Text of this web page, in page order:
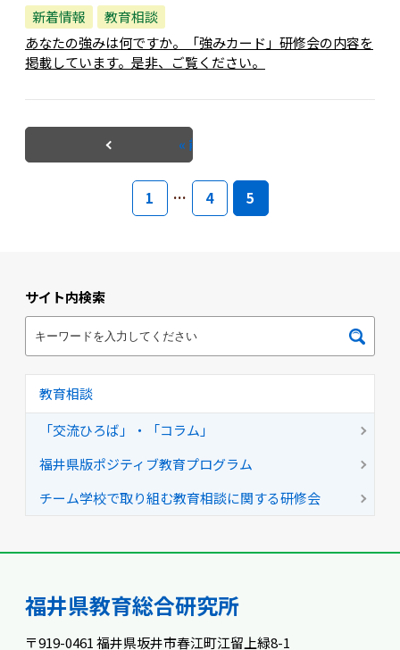
新着情報
教育相談
あなたの強みは何ですか。「強みカード」研修会の内容を
掲載しています。是非、ご覧ください。
« 前へ
1 … 4 5
サイト内検索
教育相談
「交流ひろば」・「コラム」
福井県版ポジティブ教育プログラム
チーム学校で取り組む教育相談に関する研修会
福井県教育総合研究所
〒919-0461 福井県坂井市春江町江留上緑8-1